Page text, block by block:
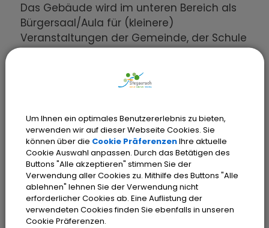
Das Gebäude wird im unteren Bereich als
Bürgersaal/Aula für (kleinere)
Veranstaltungen der Gemeinde, der Schule
oder von örtlichen Vereinen und
Tische und Stühle für bis zu 199 Personen
(Aufstockungs-)Bereich sind auf einer
Fläche von ca. 85 qm Jugendräume
untergebracht.
Die bestehende Nutzfläche der alten
Turnhalle von 396 qm wurde durch die
Umbaumaßnahmen auf ca. 514 qm
vergrößert.Der Bürgersaal verfügt über eine
Um Ihnen ein optimales Benutzererlebnis zu bieten,
verwenden wir auf dieser Webseite Cookies. Sie
können über die Cookie PräferenzenIhre aktuelle
Cookie Auswahl anpassen. Durch das Betätigen des
Buttons "Alle akzeptieren" stimmen Sie der
Verwendung aller Cookies zu. Mithilfe des Buttons "Alle
ablehnen" lehnen Sie der Verwendung nicht
erforderlicher Cookies ab. Eine Auflistung der
verwendeten Cookies finden Sie ebenfalls in unseren
Cookie Präferenzen.